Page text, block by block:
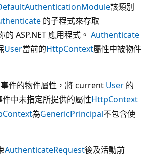
該類別
的子程式來存取
的 ASP.NET 應用程式。 Authenticate
User當前的HttpContext屬性中被物件
事件的物件屬性 ，將 current User 的
件中未指定所提供的屬性HttpContext
為GenericPrincipal不包含使
AuthenticateRequest後及活動前